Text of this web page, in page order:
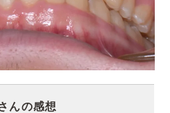
んの感想